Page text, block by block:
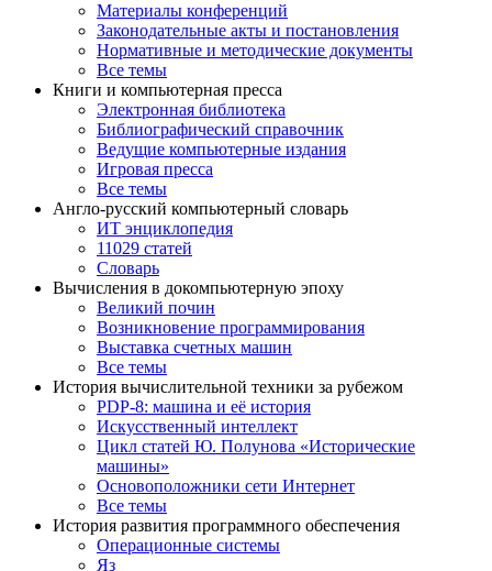
Материалы конференций
Законодательные акты и постановления
Нормативные и методические документы
Все темы
Книги и компьютерная пресса
Электронная библиотека
Библиографический справочник
Ведущие компьютерные издания
Игровая пресса
Все темы
Англо-русский компьютерный словарь
ИТ энциклопедия
11029 статей
Словарь
Вычисления в докомпьютерную эпоху
Великий почин
Возникновение программирования
Выставка счетных машин
Все темы
История вычислительной техники за рубежом
PDP-8: машина и её история
Искусственный интеллект
Цикл статей Ю. Полунова «Исторические
машины»
Основоположники сети Интернет
Все темы
История развития программного обеспечения
Операционные системы
Яз